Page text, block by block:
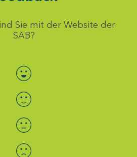
Sie mit der Website der
SAB?
Bewertung auswählen